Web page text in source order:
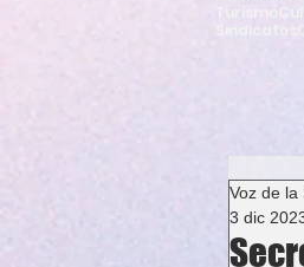
Sindicatos
Voz de la
3 dic